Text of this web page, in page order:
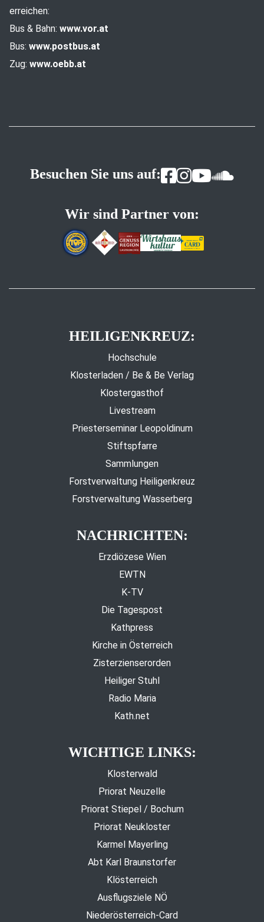
erreichen:
Bus & Bahn: www.vor.at
Bus: www.postbus.at
Zug: www.oebb.at
Besuchen Sie uns auf:
Wir sind Partner von:
HEILIGENKREUZ:
Hochschule
Klosterladen / Be & Be Verlag
Klostergasthof
Livestream
Priesterseminar Leopoldinum
Stiftspfarre
Sammlungen
Forstverwaltung Heiligenkreuz
Forstverwaltung Wasserberg
NACHRICHTEN:
Erzdiözese Wien
EWTN
K-TV
Die Tagespost
Kathpress
Kirche in Österreich
Zisterzienserorden
Heiliger Stuhl
Radio Maria
Kath.net
WICHTIGE LINKS:
Klosterwald
Priorat Neuzelle
Priorat Stiepel / Bochum
Priorat Neukloster
Karmel Mayerling
Abt Karl Braunstorfer
Klösterreich
Ausflugsziele NÖ
Niederösterreich-Card